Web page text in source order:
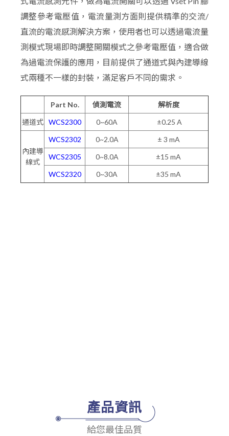
調整參考電壓值，電流量測方面則提供精準的交流/
直流的電流感測解決方案，使用者也可以透過電流量
測模式現場即時調整開關模式之參考電壓值，適合做
為過電流保護的應用，目前提供了通道式與內建導線
式兩種不一樣的封裝，滿足客戶不同的需求。
Part No. 偵測電流
解析度
通道式
WCS2300 0~60A ±0.25 A
內建導
線式
WCS2302 0~2.0A
± 3 mA
WCS2305
0~8.0A
±15 mA
WCS2320
0~30A ±35 mA
產品資訊
給您最佳品質